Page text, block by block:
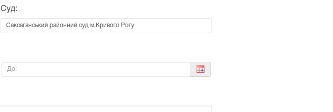
Суд:
До: